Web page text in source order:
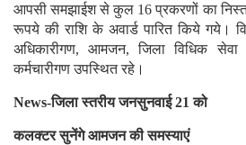
आपसी समझाईश से कुल 16 प्रकरणों का
रूपये की राशि के अवार्ड पारित किये
अधिकारीगण, आमजन, जिला विधिक
कर्मचारीगण उपस्थित रहे।
News-जिला स्तरीय जनसुनवाई 21 को
कलक्टर सुनेंगे आमजन की समस्याएं